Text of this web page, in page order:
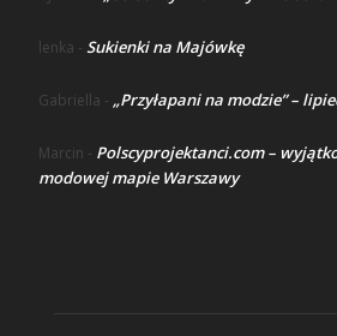
lenka - Sukienki na Majówkę
Gabriella - „Przyłapani na modzie” –
Marcin - Polscyprojektanci.com –
modowej mapie Warszawy